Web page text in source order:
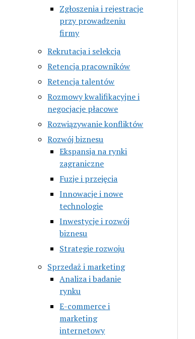
Zgłoszenia i rejestracje
przy prowadzeniu
firmy
Rekrutacja i selekcja
Retencja pracowników
Retencja talentów
Rozmowy kwalifikacyjne i
negocjacje płacowe
Rozwiązywanie konfliktów
Rozwój biznesu
Ekspansja na rynki
zagraniczne
Fuzje i przejęcia
Innowacje i nowe
technologie
Inwestycje i rozwój
biznesu
Strategie rozwoju
Sprzedaż i marketing
Analiza i badanie
rynku
E-commerce i
marketing
internetowy